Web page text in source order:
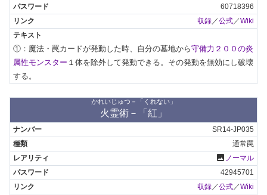
60718396
収録 ／公式 ／Wiki
①：魔法・罠カードが発動した時、自分の墓地から守備力２００の炎
属性モンスター １体を除外して発動できる。その発動を無効にし破壊
する。
かれいじゅつ－「くれない」
火霊術－「紅」
SR14-JP035
通常罠
photo ノーマル
42945701
収録／公式／Wiki